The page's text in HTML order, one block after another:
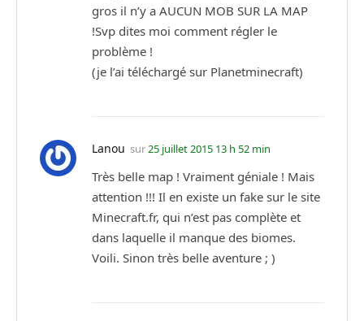
gros il n’y a AUCUN MOB SUR LA MAP
!Svp dites moi comment régler le
problème !
(je l’ai téléchargé sur Planetminecraft)
Lanou sur25 juillet 2015 13 h 52 min
Très belle map ! Vraiment géniale ! Mais
attention !!! Il en existe un fake sur le site
Minecraft.fr, qui n’est pas complète et
dans laquelle il manque des biomes.
Voili. Sinon très belle aventure ; )